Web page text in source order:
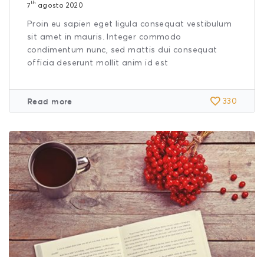
7th agosto 2020
Proin eu sapien eget ligula consequat vestibulum
sit amet in mauris. Integer commodo
condimentum nunc, sed mattis dui consequat
officia deserunt mollit anim id est
Read more 330